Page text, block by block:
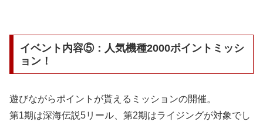
イベント内容⑤：人気機種2000ポイントミッシ
ョン！
遊びながらポイントが貰えるミッションの開催。
第1期は深海伝説5リール、第2期はライジングが対象でし